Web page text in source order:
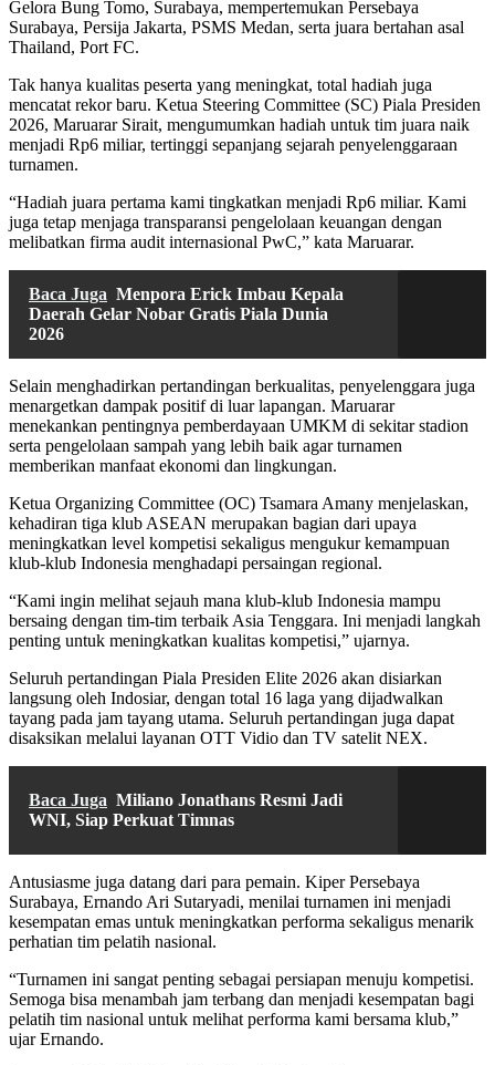
Gelora Bung Tomo, Surabaya, mempertemukan Persebaya
Surabaya, Persija Jakarta, PSMS Medan, serta juara bertahan asal
Thailand, Port FC.
Tak hanya kualitas peserta yang meningkat, total hadiah juga
mencatat rekor baru. Ketua Steering Committee (SC) Piala Presiden
2026, Maruarar Sirait, mengumumkan hadiah untuk tim juara naik
menjadi Rp6 miliar, tertinggi sepanjang sejarah penyelenggaraan
turnamen.
“Hadiah juara pertama kami tingkatkan menjadi Rp6 miliar. Kami
juga tetap menjaga transparansi pengelolaan keuangan dengan
melibatkan firma audit internasional PwC,” kata Maruarar.
Baca Juga Menpora Erick Imbau Kepala
Daerah Gelar Nobar Gratis Piala Dunia
2026
Selain menghadirkan pertandingan berkualitas, penyelenggara juga
menargetkan dampak positif di luar lapangan. Maruarar
menekankan pentingnya pemberdayaan UMKM di sekitar stadion
serta pengelolaan sampah yang lebih baik agar turnamen
memberikan manfaat ekonomi dan lingkungan.
Ketua Organizing Committee (OC) Tsamara Amany menjelaskan,
kehadiran tiga klub ASEAN merupakan bagian dari upaya
meningkatkan level kompetisi sekaligus mengukur kemampuan
klub-klub Indonesia menghadapi persaingan regional.
“Kami ingin melihat sejauh mana klub-klub Indonesia mampu
bersaing dengan tim-tim terbaik Asia Tenggara. Ini menjadi langkah
penting untuk meningkatkan kualitas kompetisi,” ujarnya.
Seluruh pertandingan Piala Presiden Elite 2026 akan disiarkan
langsung oleh Indosiar, dengan total 16 laga yang dijadwalkan
tayang pada jam tayang utama. Seluruh pertandingan juga dapat
disaksikan melalui layanan OTT Vidio dan TV satelit NEX.
Baca Juga Miliano Jonathans Resmi Jadi
WNI, Siap Perkuat Timnas
Antusiasme juga datang dari para pemain. Kiper Persebaya
Surabaya, Ernando Ari Sutaryadi, menilai turnamen ini menjadi
kesempatan emas untuk meningkatkan performa sekaligus menarik
perhatian tim pelatih nasional.
“Turnamen ini sangat penting sebagai persiapan menuju kompetisi.
Semoga bisa menambah jam terbang dan menjadi kesempatan bagi
pelatih tim nasional untuk melihat performa kami bersama klub,”
ujar Ernando.